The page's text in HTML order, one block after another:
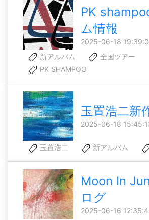
PK
ム情報
2025-06-18
新アルバム
全国ツアー
PK SHAMPOO
玉置浩二新
2025-06-18
玉置浩二 新アルバム
Moon In
ログ
2025-06-16